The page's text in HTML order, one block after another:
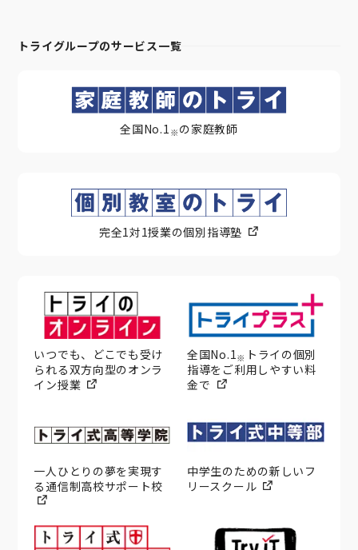
トライグループのサービス一覧
全国No.1 ※ の家庭教師
完全1対1授業の個別指導塾
いつでも、どこでも受け
られる双方向型のオンラ
イン授業
全国No.1※ トライの個別
指導をご利用しやすい料
金で
一人ひとりの夢を実現す
る通信制高校サポート校
中学生のための新しいフ
リースクール